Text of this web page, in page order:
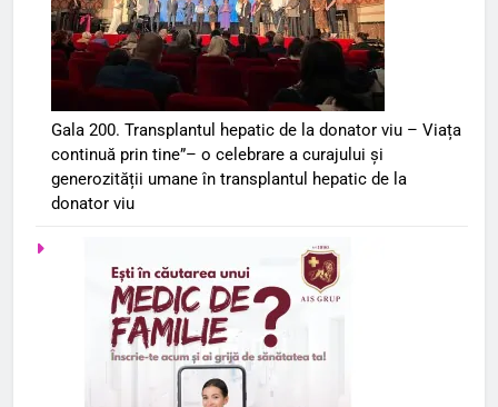
Gala 200. Transplantul hepatic de la donator viu – Viața
continuă prin tine”– o celebrare a curajului și
generozității umane în transplantul hepatic de la
donator viu